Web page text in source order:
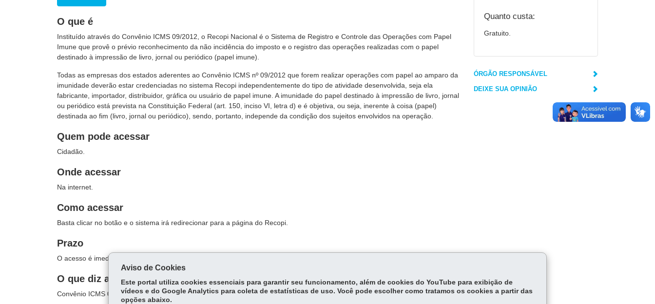
O que é
Instituído através do Convênio ICMS 09/2012, o Recopi Nacional é o Sistema de Registro e Controle das Operações com Papel
Imune que provê o prévio reconhecimento da não incidência do imposto e o registro das operações realizadas com o papel
destinado à impressão de livro, jornal ou periódico (papel imune).
Todas as empresas dos estados aderentes ao Convênio ICMS nº 09/2012 que forem realizar operações com papel ao amparo da
imunidade deverão estar credenciadas no sistema Recopi independentemente do tipo de atividade desenvolvida, seja ela
fabricante, importador, distribuidor, gráfica ou usuário de papel imune. A imunidade do papel destinado à impressão de livro, jornal
ou periódico está prevista na Constituição Federal (art. 150, inciso VI, letra d) e é objetiva, ou seja, inerente à coisa (papel)
destinada ao fim (livro, jornal ou periódico), sendo, portanto, independe da condição dos sujeitos envolvidos na operação.
Quem pode acessar
Cidadão.
Onde acessar
Na internet.
Como acessar
Basta clicar no botão e o sistema irá redirecionar para a página do Recopi.
Prazo
O acesso é imediato.
O que diz a lei
Convênio ICMS 09/2012 - Institui o Recopi Nacional.
Quanto custa:
Gratuito.
ÓRGÃO RESPONSÁVEL
DEIXE SUA OPINIÃO
Aviso de Cookies
Este portal utiliza cookies essenciais para garantir seu funcionamento, além de cookies do YouTube para exibição de
vídeos e do Google Analytics para coleta de estatísticas de uso. Você pode escolher como tratamos os cookies a partir das
opções abaixo.